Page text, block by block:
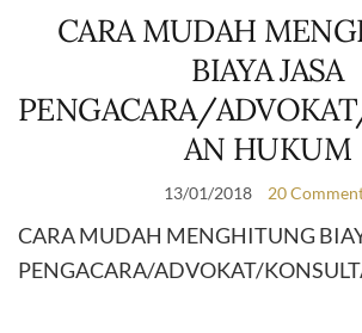
CARA MUDAH
BIAYA JASA
PENGACARA/
AN HUKUM
13/01/2018 20
CARA MUDAH MENGHITUNG
PENGACARA/ADVOKAT/